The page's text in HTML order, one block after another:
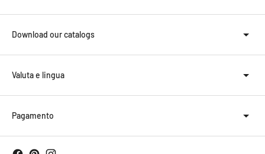
Download our catalogs
Valuta e lingua
Pagamento